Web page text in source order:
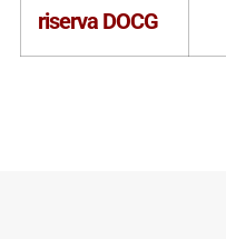
riserva DOCG